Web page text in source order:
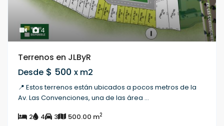
4
Terrenos en JLByR
Desde $ 500x m2
📍 Estos terrenos están ubicados a pocos metros de la
Av. Las Convenciones, una de las área ...
2
4 3 500.00 m2